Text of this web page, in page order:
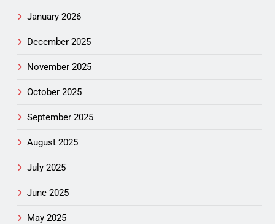
January 2026
December 2025
November 2025
October 2025
September 2025
August 2025
July 2025
June 2025
May 2025